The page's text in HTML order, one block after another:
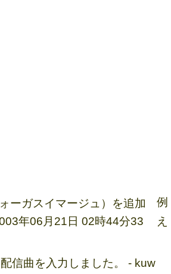
ーガスイマージュ）を追加
年06月21日 02時44分33
信曲を入力しました。 - kuw
例
え